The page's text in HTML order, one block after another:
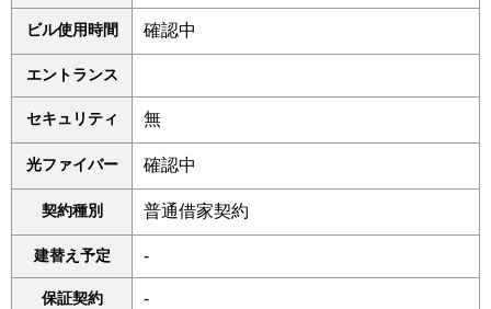
ビル使用時間 確認中
エントランス
セキュリティ 無
光ファイバー 確認中
契約種別 普通借家契約
建替え予定 -
保証契約 -